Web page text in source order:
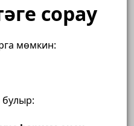
сорау
мөмкин: